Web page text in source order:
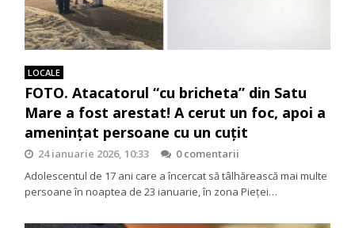
LOCALE
FOTO. Atacatorul “cu bricheta” din Satu
Mare a fost arestat! A cerut un foc, apoi a
amenințat persoane cu un cuțit
24 ianuarie 2026, 10:33
0 comentarii
Adolescentul de 17 ani care a încercat să tâlhărească mai multe
persoane în noaptea de 23 ianuarie, în zona Pieței…